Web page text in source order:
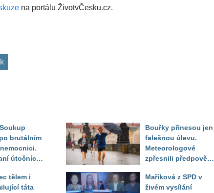
na portálu ŽivotvČesku.cz.
brutálním
útočníci
pálkou
tělem i
táta
Bouřky přinesou jen
falešnou úlevu.
Meteorologové
zpřesnili předpověď
horkého počasí
Maříková z SPD v
živém vysílání